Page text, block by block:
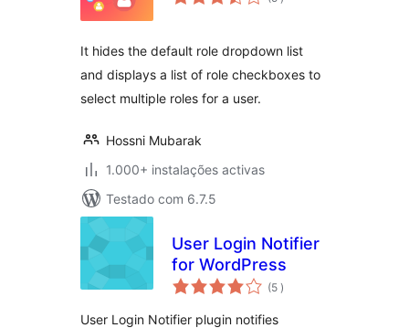
It hides the default role dropdown list
and displays a list of role checkboxes to
select multiple roles for a user.
Hossni Mubarak
1.000+ instalações activas
Testado com 6.7.5
User Login Notifier
for WordPress
(5 classificações
)
User Login Notifier plugin notifies